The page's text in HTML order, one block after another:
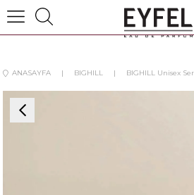
ANASAYFA BIGHILL BIGHILL Unisex